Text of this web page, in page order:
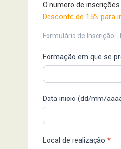
O numero de
Desconto de 15% para
Ficha
Inscrição
Formulário de Inscrição -
Formação em que se
Data inicio (dd/mm/
Local de realização *